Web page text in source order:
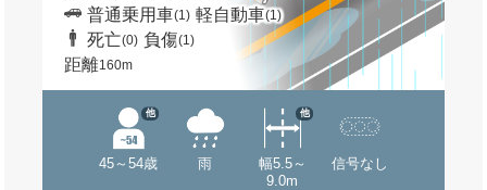
普通乗用車(1) 軽自動車(1)
死亡(0) 負傷(1)
距離160m
45～54歳
他
雨
幅5.5～
9.0m
他
信号なし